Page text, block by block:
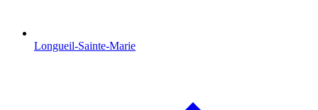
Longueil-Sainte-Marie